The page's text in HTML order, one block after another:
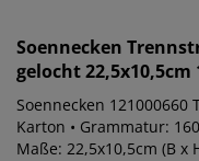
Soennecken
gelocht 22,5x10,5cm
Soennecken
Karton • Grammatur:
Maße: 22,5x10,5cm (B x